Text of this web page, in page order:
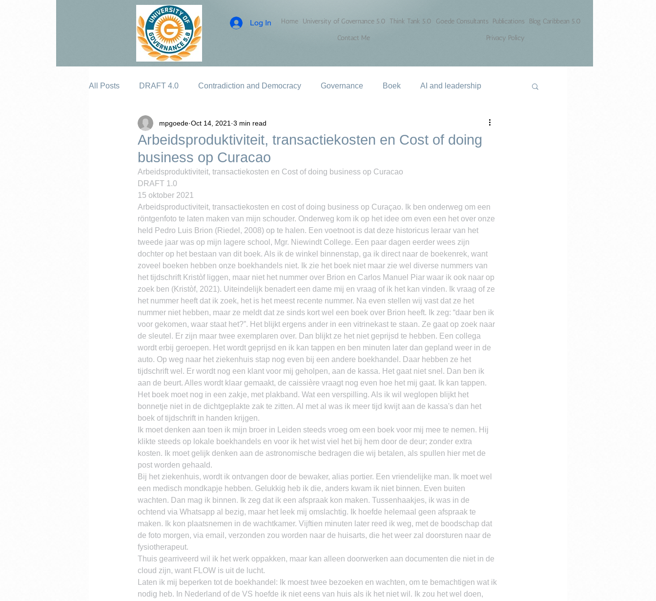
Log In Home University of Governance 5.0 Think Tank 5.0 Goede Consultants Publications
Blog Caribbean 5.0
Contact Me
Privacy Policy
All Posts DRAFT 4.0 Contradiction and Democracy Governance Boek AI and leadership
Arbeidsproduktiviteit, transactiekosten en Cost of doing
business op Curacao
mpgoede Oct 14, 2021 3 min read
Arbeidsproduktiviteit, transactiekosten en Cost of doing business op Curacao
DRAFT 1.0
15 oktober 2021
Arbeidsproductiviteit, transactiekosten en cost of doing business op Curaçao. Ik ben onderweg om een
röntgenfoto te laten maken van mijn schouder. Onderweg kom ik op het idee om even een het over onze
held Pedro Luis Brion (Riedel, 2008) op te halen. Een voetnoot is dat deze historicus leraar van het
tweede jaar was op mijn lagere school, Mgr. Niewindt College. Een paar dagen eerder wees zijn
dochter op het bestaan van dit boek. Als ik de winkel binnenstap, ga ik direct naar de boekenrek, want
zoveel boeken hebben onze boekhandels niet. Ik zie het boek niet maar zie wel diverse nummers van
het tijdschrift Kristòf liggen, maar niet het nummer over Brion en Carlos Manuel Piar waar ik ook naar op
zoek ben (Kristòf, 2021). Uiteindelijk benadert een dame mij en vraag of ik het kan vinden. Ik vraag of ze
het nummer heeft dat ik zoek, het is het meest recente nummer. Na even stellen wij vast dat ze het
nummer niet hebben, maar ze meldt dat ze sinds kort wel een boek over Brion heeft. Ik zeg: “daar ben ik
voor gekomen, waar staat het?”. Het blijkt ergens ander in een vitrinekast te staan. Ze gaat op zoek naar
de sleutel. Er zijn maar twee exemplaren over. Dan blijkt ze het niet geprijsd te hebben. Een collega
wordt erbij geroepen. Het wordt geprijsd en ik kan tappen en ben minuten later dan gepland weer in de
auto. Op weg naar het ziekenhuis stap nog even bij een andere boekhandel. Daar hebben ze het
tijdschrift wel. Er wordt nog een klant voor mij geholpen, aan de kassa. Het gaat niet snel. Dan ben ik
aan de beurt. Alles wordt klaar gemaakt, de caissière vraagt nog even hoe het mij gaat. Ik kan tappen.
Het boek moet nog in een zakje, met plakband. Wat een verspilling. Als ik wil weglopen blijkt het
bonnetje niet in de dichtgeplakte zak te zitten. Al met al was ik meer tijd kwijt aan de kassa's dan het
boek of tijdschrift in handen krijgen.
Ik moet denken aan toen ik mijn broer in Leiden steeds vroeg om een boek voor mij mee te nemen. Hij
klikte steeds op lokale boekhandels en voor ik het wist viel het bij hem door de deur; zonder extra
kosten. Ik moet gelijk denken aan de astronomische bedragen die wij betalen, als spullen hier met de
post worden gehaald.
Bij het ziekenhuis, wordt ik ontvangen door de bewaker, alias portier. Een vriendelijke man. Ik moet wel
een medisch mondkapje hebben. Gelukkig heb ik die, anders kwam ik niet binnen. Even buiten
wachten. Dan mag ik binnen. Ik zeg dat ik een afspraak kon maken. Tussenhaakjes, ik was in de
ochtend via Whatsapp al bezig, maar het leek mij omslachtig. Ik hoefde helemaal geen afspraak te
maken. Ik kon plaatsnemen in de wachtkamer. Vijftien minuten later reed ik weg, met de boodschap dat
de foto morgen, via email, verzonden zou worden naar de huisarts, die het weer zal doorsturen naar de
fysiotherapeut.
Thuis gearriveerd wil ik het werk oppakken, maar kan alleen doorwerken aan documenten die niet in de
cloud zijn, want FLOW is uit de lucht.
Laten ik mij beperken tot de boekhandel: Ik moest twee bezoeken en wachten, om te bemachtigen wat ik
nodig heb. In Nederland of de VS hoefde ik niet eens van huis als ik het niet wil. Ik zou het wel doen,